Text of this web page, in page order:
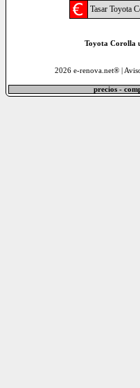
Tasar Toyota
Toyota Corolla
2026 e-renova.net® |
precios -